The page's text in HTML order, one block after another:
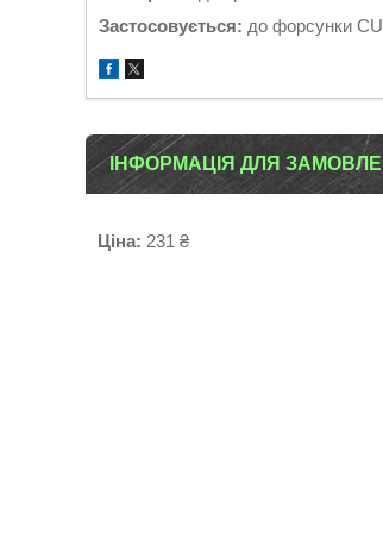
Застосовується: до форсунки
ІНФОРМАЦІЯ ДЛЯ
Ціна: 231 ₴